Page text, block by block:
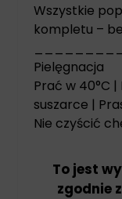
Wszystkie
kompletu –
Pielęgnacja
Prać w 40°C
suszarce |
Nie czyścić
To jest
zgodnie